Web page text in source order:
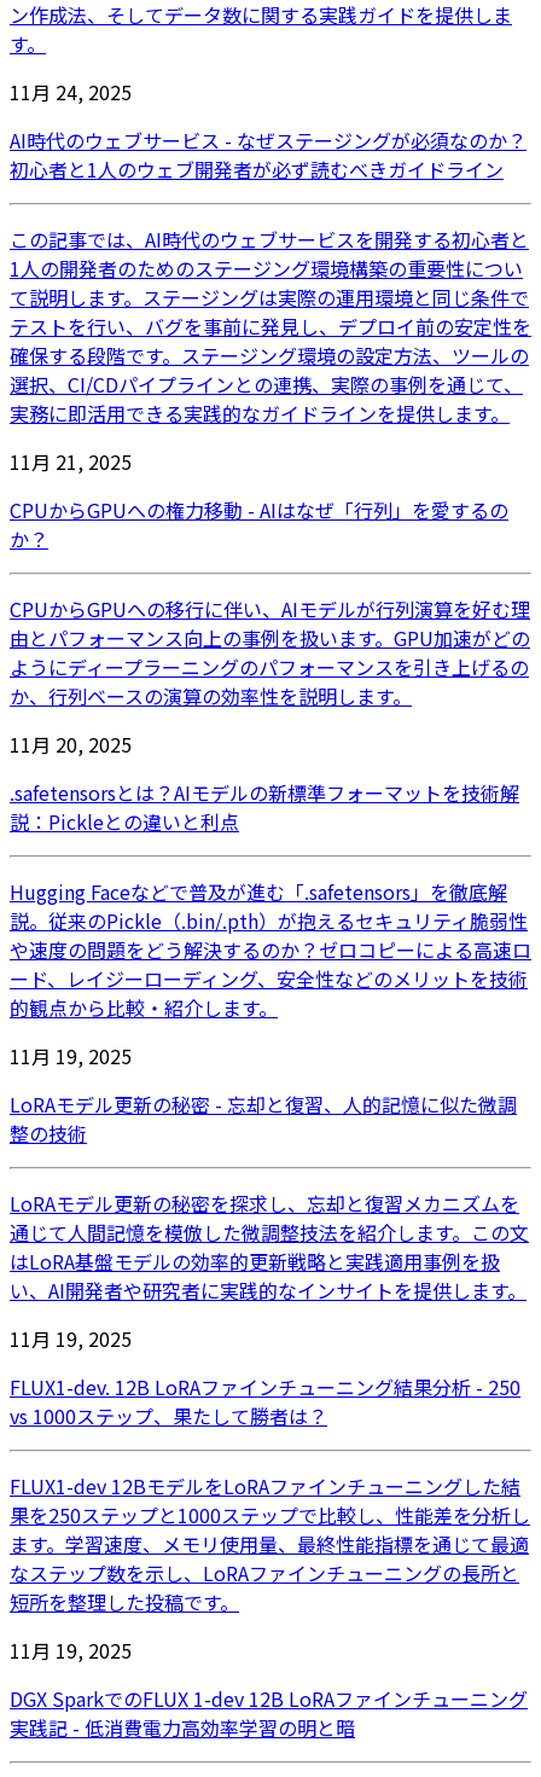
ン作成法、そしてデータ数に関する実践ガイドを提供しま
す。
11月 24, 2025
AI時代のウェブサービス - なぜステージングが必須なのか？
初心者と1人のウェブ開発者が必ず読むべきガイドライン
この記事では、AI時代のウェブサービスを開発する初心者と
1人の開発者のためのステージング環境構築の重要性につい
て説明します。ステージングは実際の運用環境と同じ条件で
テストを行い、バグを事前に発見し、デプロイ前の安定性を
確保する段階です。ステージング環境の設定方法、ツールの
選択、CI/CDパイプラインとの連携、実際の事例を通じて、
実務に即活用できる実践的なガイドラインを提供します。
11月 21, 2025
CPUからGPUへの権力移動 - AIはなぜ「行列」を愛するの
か？
CPUからGPUへの移行に伴い、AIモデルが行列演算を好む理
由とパフォーマンス向上の事例を扱います。GPU加速がどの
ようにディープラーニングのパフォーマンスを引き上げるの
か、行列ベースの演算の効率性を説明します。
11月 20, 2025
.safetensorsとは？AIモデルの新標準フォーマットを技術解
説：Pickleとの違いと利点
Hugging Faceなどで普及が進む「.safetensors」を徹底解
説。従来のPickle（.bin/.pth）が抱えるセキュリティ脆弱性
や速度の問題をどう解決するのか？ゼロコピーによる高速ロ
ード、レイジーローディング、安全性などのメリットを技術
的観点から比較・紹介します。
11月 19, 2025
LoRAモデル更新の秘密 - 忘却と復習、人的記憶に似た微調
整の技術
LoRAモデル更新の秘密を探求し、忘却と復習メカニズムを
通じて人間記憶を模倣した微調整技法を紹介します。この文
はLoRA基盤モデルの効率的更新戦略と実践適用事例を扱
い、AI開発者や研究者に実践的なインサイトを提供します。
11月 19, 2025
FLUX1-dev. 12B LoRAファインチューニング結果分析 - 250
vs 1000ステップ、果たして勝者は？
FLUX1-dev 12BモデルをLoRAファインチューニングした結
果を250ステップと1000ステップで比較し、性能差を分析し
ます。学習速度、メモリ使用量、最終性能指標を通じて最適
なステップ数を示し、LoRAファインチューニングの長所と
短所を整理した投稿です。
11月 19, 2025
DGX SparkでのFLUX 1-dev 12B LoRAファインチューニング
実践記 - 低消費電力高効率学習の明と暗